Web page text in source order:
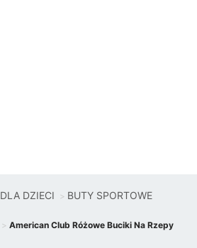
DLA DZIECI BUTY SPORTOWE
American Club Różowe Buciki Na Rzepy